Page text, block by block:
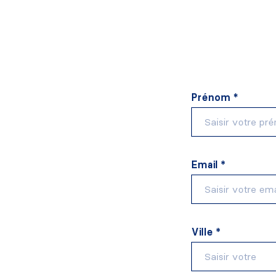
Prénom *
Email *
Ville *